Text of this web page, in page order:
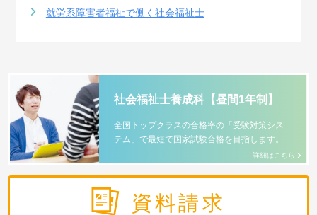
就労系障害者福祉で働く社会福祉士
社会福祉士養成科【昼間1年制】
全国トップクラスの合格率の「受験対策シス
テム」で最短で国家試験合格を目指します。
詳細はこちら
資料請求